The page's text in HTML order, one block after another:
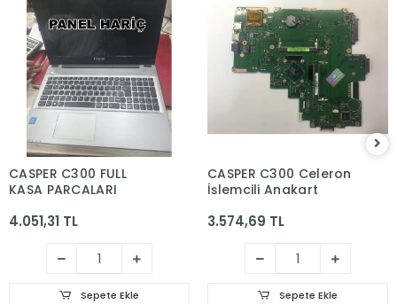
CASPER C300 FULL
KASA PARCALARI
4.051,31 TL
Sepete Ekle
CASPER C300 Celeron
İşlemcili Anakart
3.574,69 TL
Sepete Ekle